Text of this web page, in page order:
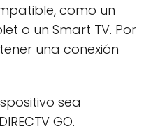
como un
o un Smart TV. Por
una conexión
sea
GO.